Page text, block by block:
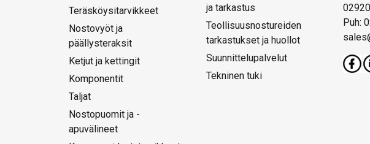
Teräsköysitarvikkeet
Nostovyöt ja
päällysteraksit
Ketjut ja kettingit
Komponentit
Taljat
Nostopuomit ja -
apuvälineet
ja tarkastus
Teollisuusnostureiden
tarkastukset ja huollot
Suunnittelupalvelut
Tekninen tuki
Puh: